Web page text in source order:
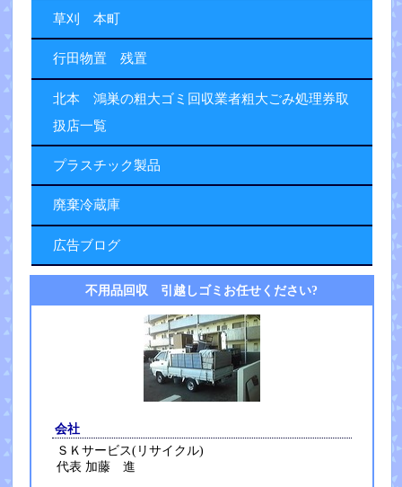
草刈 本町
行田物置 残置
北本 鴻巣の粗大ゴミ回収業者粗大ごみ処理券取
扱店一覧
プラスチック製品
廃棄冷蔵庫
広告ブログ
不用品回収 引越しゴミお任せください?
会社
ＳＫサービス(リサイクル)
代表 加藤 進